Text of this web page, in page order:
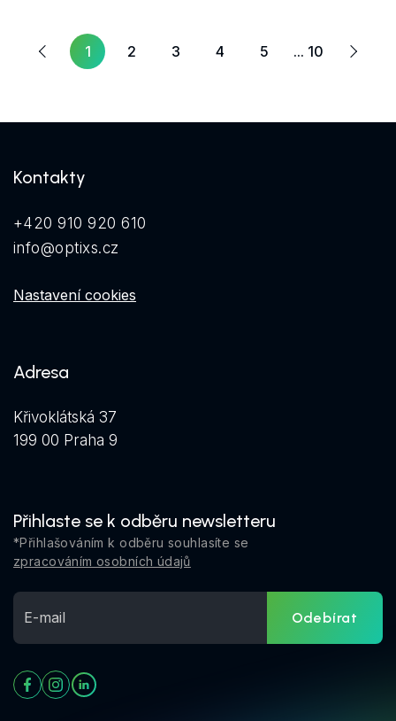
1 2 3 4 5 ... 10
Další
Kontakty
+420 910 920 610
info@optixs.cz
Nastavení cookies
Adresa
Křivoklátská 37
199 00 Praha 9
Přihlaste se k odběru newsletteru
*Přihlašováním k odběru souhlasíte se
zpracováním osobních údajů
Odebírat